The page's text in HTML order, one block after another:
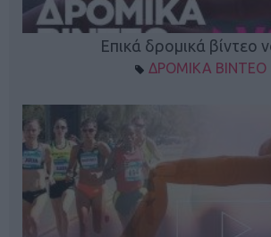
Επικά δρομικά βίντεο
ΔΡΟΜΙΚΑ ΒΙΝΤΕΟ